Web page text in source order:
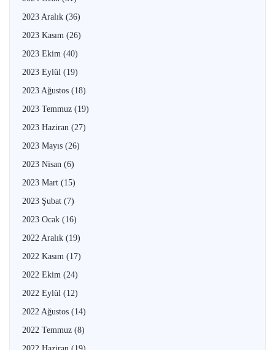
2023 Aralık (36)
2023 Kasım (26)
2023 Ekim (40)
2023 Eylül (19)
2023 Ağustos (18)
2023 Temmuz (19)
2023 Haziran (27)
2023 Mayıs (26)
2023 Nisan (6)
2023 Mart (15)
2023 Şubat (7)
2023 Ocak (16)
2022 Aralık (19)
2022 Kasım (17)
2022 Ekim (24)
2022 Eylül (12)
2022 Ağustos (14)
2022 Temmuz (8)